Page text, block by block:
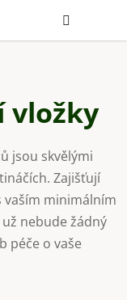
vložky
jsou skvělými
Zajišťují
vaším minimálním
nebude žádný
péče o vaše